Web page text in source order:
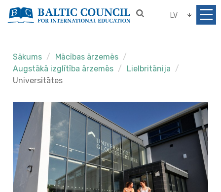
LV
Sākums
Mācības ārzemēs
Augstākā izglītība ārzemēs
Lielbritānija
Universitātes